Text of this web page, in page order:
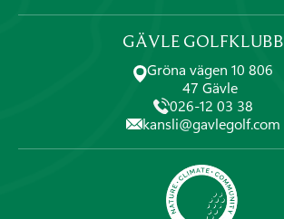
GÄVLE GOLFKLUBB
Gröna vägen 10 806
47 Gävle
026-12 03 38
kansli@gavlegolf.com